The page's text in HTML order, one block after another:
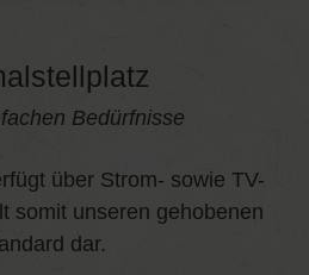
Bedürfnisse
über Strom- sowie TV-
somit unseren gehobenen
dar.